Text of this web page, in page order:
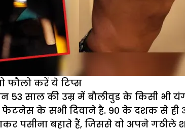
फौलो करें ये टिप्स
साल की उम्र में बौलीवुड के किसी भी
के सभी दिवाने है. 90 के दशक से
पसीना बहाते हैं, जिससे वो अपने